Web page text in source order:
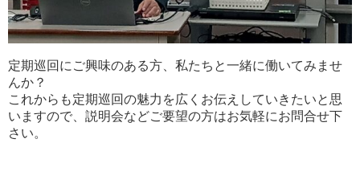
定期巡回にご興味のある方、私たちと一緒に働いてみませ
んか？
これからも定期巡回の魅力を広くお伝えしていきたいと思
いますので、説明会などご要望の方はお気軽にお問合せ下
さい。